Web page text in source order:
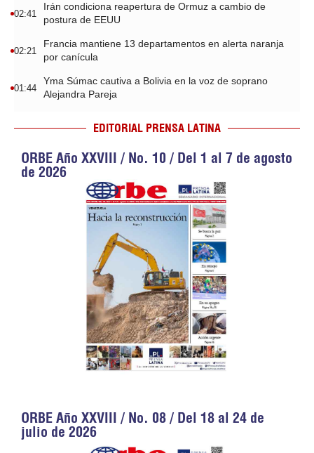
02:41
Irán condiciona reapertura de Ormuz a cambio de
postura de EEUU
02:21
Francia mantiene 13 departamentos en alerta naranja
por canícula
01:44
Yma Súmac cautiva a Bolivia en la voz de soprano
Alejandra Pareja
EDITORIAL PRENSA LATINA
ORBE Año XXVIII / No. 10 / Del 1 al 7 de agosto
de 2026
ORBE Año XXVIII / No. 08 / Del 18 al 24 de
julio de 2026